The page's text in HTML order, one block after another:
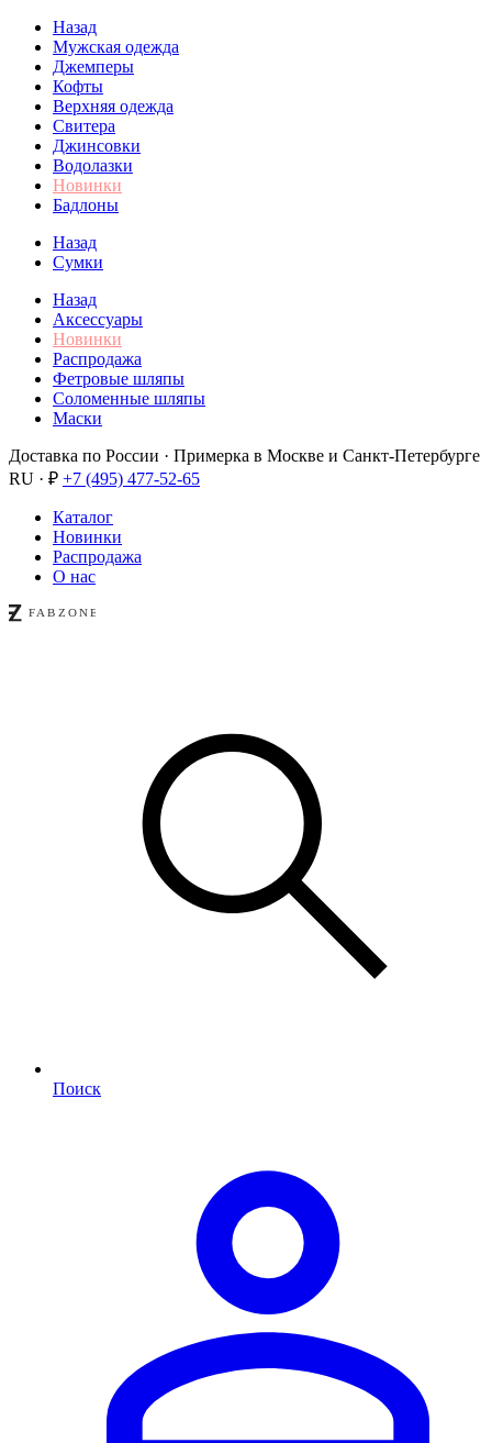
Назад
Мужская одежда
Джемперы
Кофты
Верхняя одежда
Свитера
Джинсовки
Водолазки
Новинки
Бадлоны
Назад
Сумки
Назад
Аксессуары
Новинки
Распродажа
Фетровые шляпы
Соломенные шляпы
Маски
Доставка по России · Примерка в Москве и Санкт-Петербурге
RU · ₽ +7 (495) 477-52-65
Каталог
Новинки
Распродажа
О нас
Поиск